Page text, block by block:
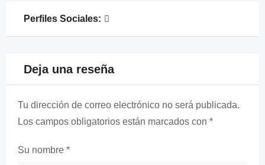
Perfiles Sociales:
Deja una reseña
Tu dirección de correo electrónico no será publicada.
Los campos obligatorios están marcados con *
Su nombre *